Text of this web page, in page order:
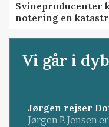
Svineproducenter
notering en
Vi går i
Jørgen rejser
Jørgen P. Jensen